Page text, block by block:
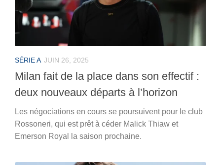
SÉRIE A JUIN 26, 2025
Milan fait de la place dans son effectif :
deux nouveaux départs à l’horizon
Les négociations en cours se poursuivent pour le club
Rossoneri, qui est prêt à céder Malick Thiaw et
Emerson Royal la saison prochaine.